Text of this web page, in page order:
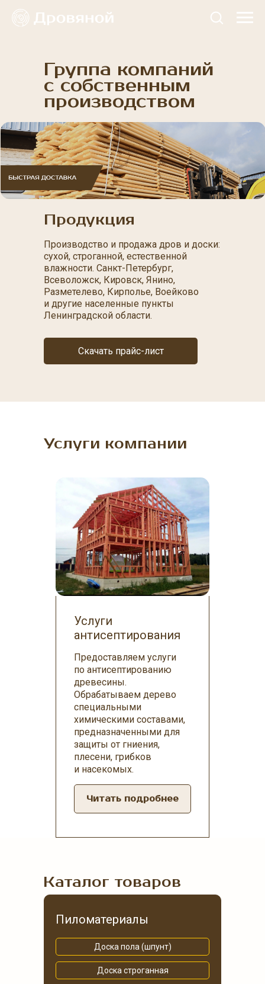
Группа компаний
с собственным
производством
Продукция
Производство и продажа дров и доски:
сухой, строганной, естественной
влажности. Санкт-Петербург,
Всеволожск, Кировск, Янино,
Разметелево, Кирполье, Воейково
и другие населенные пункты
Ленинградской области.
Скачать прайс-лист
Услуги компании
Услуги
антисептирования
Предоставляем услуги
по антисептированию
древесины.
Обрабатываем дерево
специальными
химическими составами,
предназначенными для
защиты от гниения,
плесени, грибков
и насекомых.
Читать подробнее
Пиломатериалы
Доска пола (шпунт)
Доска строганная
Каталог товаров